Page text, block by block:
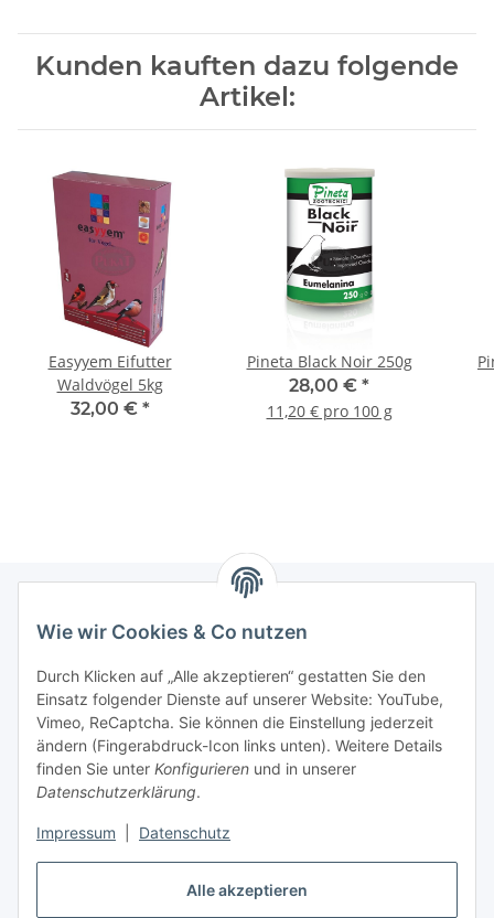
Alle akzeptieren
Wie wir Cookies & Co nutzen
Durch Klicken auf „Alle akzeptieren“ gestatten Sie den
Einsatz folgender Dienste auf unserer Website: YouTube,
Vimeo, ReCaptcha. Sie können die Einstellung jederzeit
ändern (Fingerabdruck-Icon links unten). Weitere Details
finden Sie unter Konfigurieren und in unserer
Datenschutzerklärung.
Impressum Datenschutz
Kunden kauften dazu folgende
Artikel:
Easyyem Eifutter
Waldvögel 5kg
32,00 € *
Pineta Black Noir 250g
28,00 € *
11,20 € pro 100 g
Informationen
Gesetzliche Informationen
Mein Konto